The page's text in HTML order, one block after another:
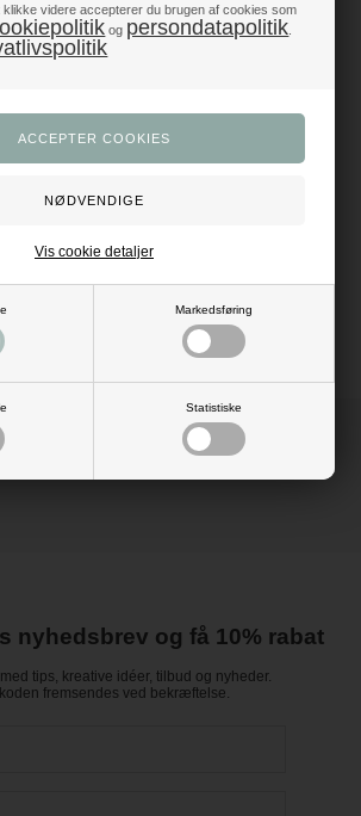
klikke videre accepterer du brugen af cookies som
og persondatapolitik
Markedsføring
Statistiske
Vis cookie detaljer
- Fremragende
nyhedsbrev og få 10% rabat
tips, kreative idéer, tilbud og nyheder.
fremsendes ved bekræftelse.